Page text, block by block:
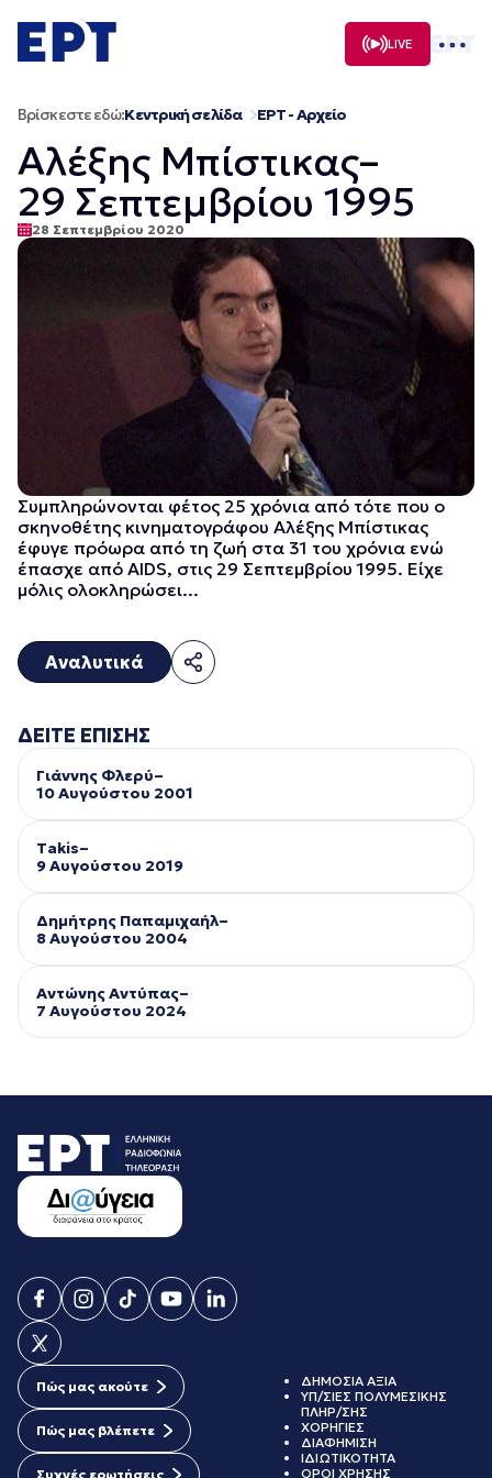
σε
περιεχόμενο
LIVE
Βρίσκεστε εδώ:Κεντρική σελίδα ΕΡΤ - Αρχείο
Αλέξης Μπίστικας–
29 Σεπτεμβρίου 1995
28 Σεπτεμβρίου 2020
Συμπληρώνονται φέτος 25 χρόνια από τότε που ο
σκηνοθέτης κινηματογράφου Αλέξης Μπίστικας
έφυγε πρόωρα από τη ζωή στα 31 του χρόνια ενώ
έπασχε από AIDS, στις 29 Σεπτεμβρίου 1995. Είχε
μόλις ολοκληρώσει...
Αναλυτικά
ΔΕΙΤΕ ΕΠΙΣΗΣ
Γιάννης Φλερύ–
10 Αυγούστου 2001
Takis–
9 Αυγούστου 2019
Δημήτρης Παπαμιχαήλ–
8 Αυγούστου 2004
Αντώνης Αντύπας–
7 Αυγούστου 2024
Πώς μας ακούτε
Πώς μας βλέπετε
Συχνές ερωτήσεις
ΔΗΜΟΣΙΑ ΑΞΙΑ
ΥΠ/ΣΙΕΣ ΠΟΛΥΜΕΣΙΚΗΣ
ΠΛΗΡ/ΣΗΣ
ΧΟΡΗΓΙΕΣ
ΔΙΑΦΗΜΙΣΗ
ΙΔΙΩΤΙΚΟΤΗΤΑ
ΟΡΟΙ ΧΡΗΣΗΣ